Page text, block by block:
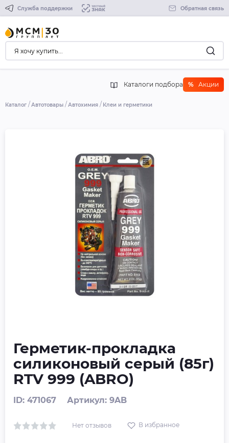
Служба поддержки Обратная связь
Каталоги подбора % Акции
Каталог Автотовары Автохимия Клеи и герметики
Герметик-прокладка
силиконовый серый (85г)
RTV 999 (ABRO)
ID: 471067 Артикул: 9AB
Нет отзывов В избранное